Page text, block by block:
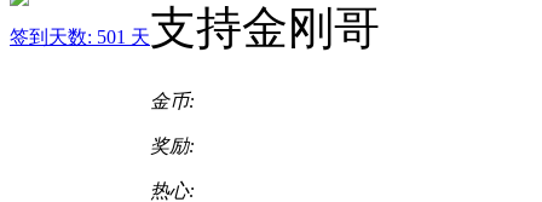
签到天数: 501 天支持金刚哥
金币:
奖励:
热心: